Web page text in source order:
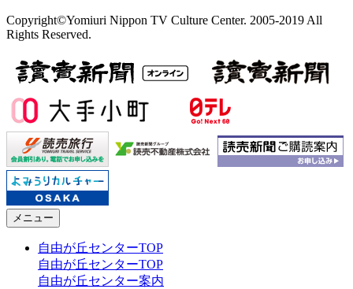
Copyright©Yomiuri Nippon TV Culture Center. 2005-2019 All
Rights Reserved.
メニュー
自由が丘センターTOP
自由が丘センターTOP
自由が丘センター案内